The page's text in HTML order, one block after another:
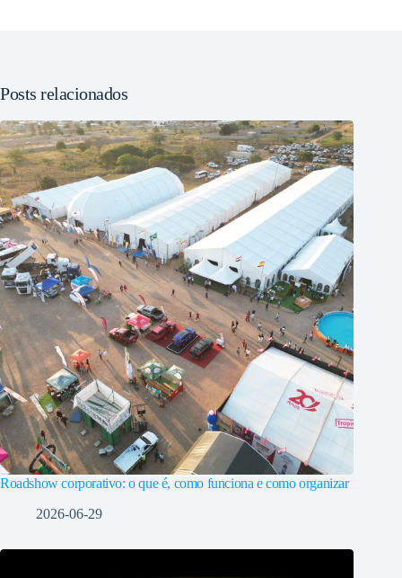
Posts relacionados
Roadshow corporativo: o que é, como funciona e como organizar
2026-06-29